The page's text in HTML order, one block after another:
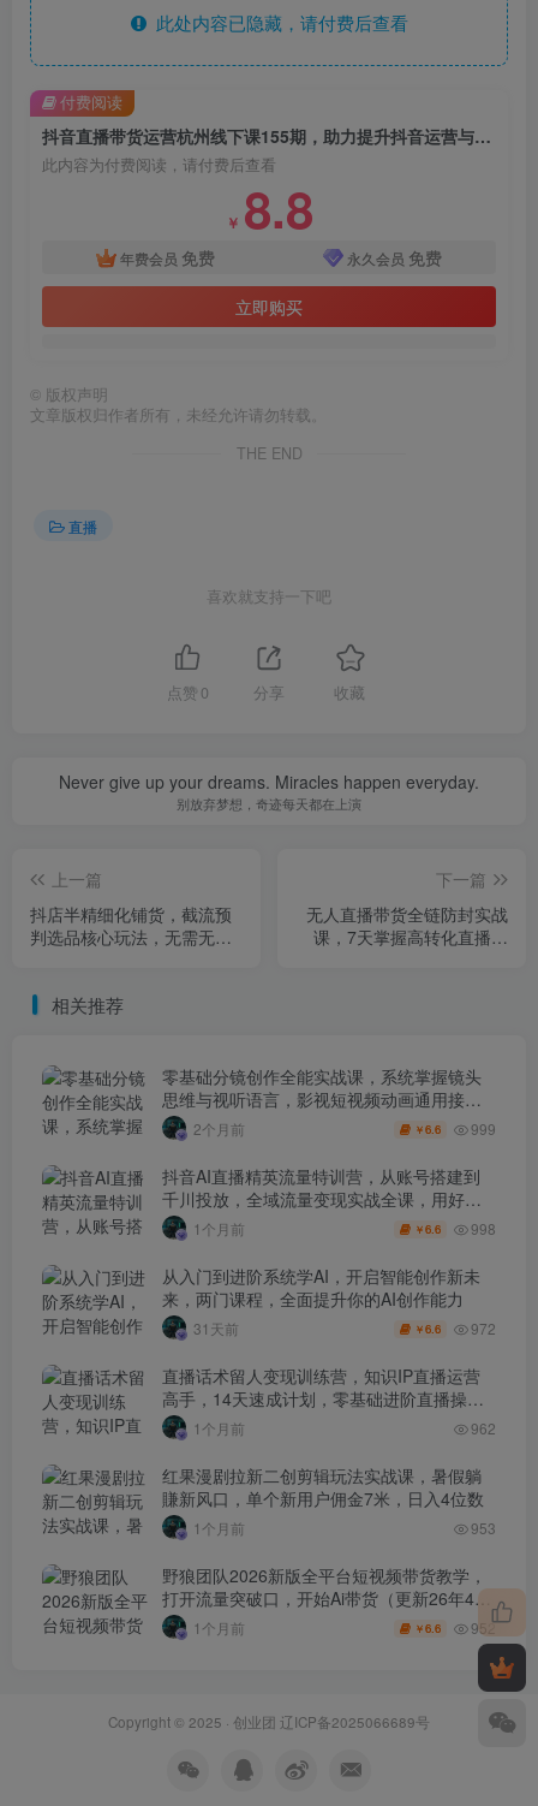
此处内容已隐藏，请付费后查看
抖音直播带货运营杭州线下课155期，助力提升抖音运营与直播带货能力
此内容为付费阅读，请付费后查看
￥ 8.8
年费会员 免费 永久会员 免费
立即购买
付费阅读
© 版权声明
文章版权归作者所有，未经允许请勿转载。
THE END
直播
喜欢就支持一下吧
点赞 0 分享 收藏
Never give up your dreams. Miracles happen everyday.
别放弃梦想，奇迹每天都在上演
上一篇
抖店半精细化铺货，截流预
判选品核心玩法，无需无脑
下一篇
无人直播带货全链防封实战
课，7天掌握高转化直播技
相关推荐
零基础分镜创作全能实战课，系统掌握镜头
思维与视听语言，影视短视频动画通用接单
技能2个月前 ￥6.6 999
抖音AI直播精英流量特训营，从账号搭建到
千川投放，全域流量变现实战全课，用好工
具让賺钱更简单
1个月前 ￥6.6 998
从入门到进阶系统学AI，开启智能创作新未
来，两门课程，全面提升你的AI创作能力
31天前 ￥6.6 972
直播话术留人变现训练营，知识IP直播运营
高手，14天速成计划，零基础进阶直播操盘
手
1个月前 962
红果漫剧拉新二创剪辑玩法实战课，暑假躺
賺新风口，单个新用户佣金7米，日入4位数
1个月前 953
野狼团队2026新版全平台短视频带货教学，
打开流量突破口，开始Ai带货（更新26年4月
25日）1个月前 ￥6.6 952
Copyright © 2025 · 创业团 辽ICP备2025066689号